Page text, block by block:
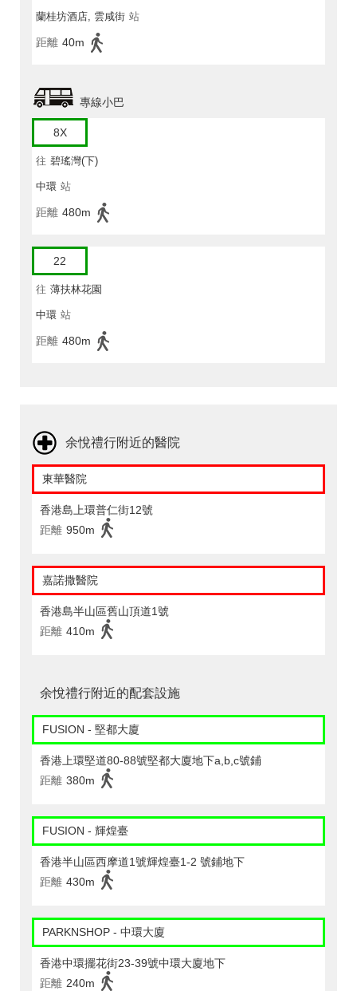
蘭桂坊酒店, 雲咸街 站
距離 40m
專線小巴
8X
往 碧瑤灣(下)
中環 站
距離 480m
22
往 薄扶林花園
中環 站
距離 480m
余悅禮行附近的醫院
東華醫院
香港島上環普仁街12號
距離 950m
嘉諾撒醫院
香港島半山區舊山頂道1號
距離 410m
余悅禮行附近的配套設施
FUSION - 堅都大廈
香港上環堅道80-88號堅都大廈地下a,b,c號鋪
距離 380m
FUSION - 輝煌臺
香港半山區西摩道1號輝煌臺1-2 號鋪地下
距離 430m
PARKNSHOP - 中環大廈
香港中環擺花街23-39號中環大廈地下
距離 240m